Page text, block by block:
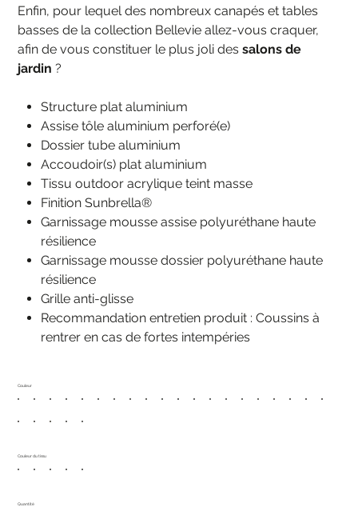
Enfin, pour lequel des nombreux canapés et tables
basses de la collection Bellevie allez-vous craquer,
afin de vous constituer le plus joli dessalons de
jardin ?
Structure plat aluminium
Assise tôle aluminium perforé(e)
Dossier tube aluminium
Accoudoir(s) plat aluminium
Tissu outdoor acrylique teint masse
Finition Sunbrella®
Garnissage mousse assise polyuréthane haute
résilience
Garnissage mousse dossier polyuréthane haute
résilience
Grille anti-glisse
Recommandation entretien produit : Coussins à
rentrer en cas de fortes intempéries
Couleur
Couleur du tissu
Quantité